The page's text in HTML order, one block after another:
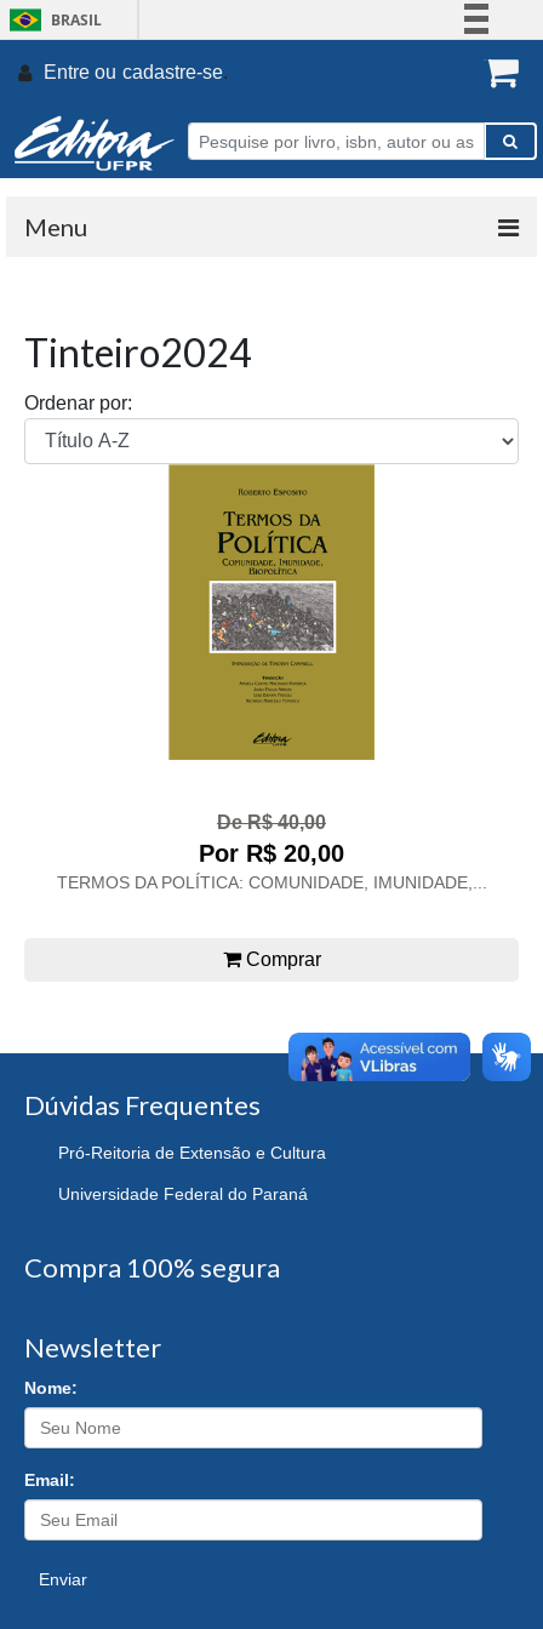
BRASIL
Participe
Entre ou cadastre-se.
Menu
Tinteiro2024
Ordenar por:
De R$ 40,00
Por R$ 20,00
TERMOS DA POLÍTICA: COMUNIDADE, IMUNIDADE,...
Comprar
Dúvidas Frequentes
Pró-Reitoria de Extensão e Cultura
Universidade Federal do Paraná
Compra 100% segura
Newsletter
Nome:
Email:
Enviar